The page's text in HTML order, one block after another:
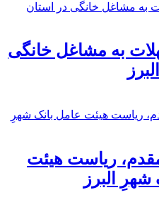
به مشاغل خانگی
ریاست هیئت
البرز